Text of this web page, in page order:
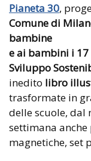
Pianeta 30,
Comune di
bambine
e ai bambini i 17
Sviluppo
inedito libro
trasformate in
delle scuole, dal
settimana
magnetiche, set